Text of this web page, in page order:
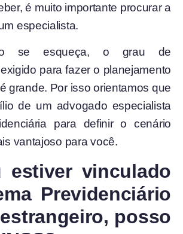
é muito importante procurar a
especialista.
se esqueça, o grau de
para fazer o planejamento
grande. Por isso orientamos que
de um advogado especialista
para definir o cenário
vantajoso para você.
estiver vinculado
Previdenciário
posso